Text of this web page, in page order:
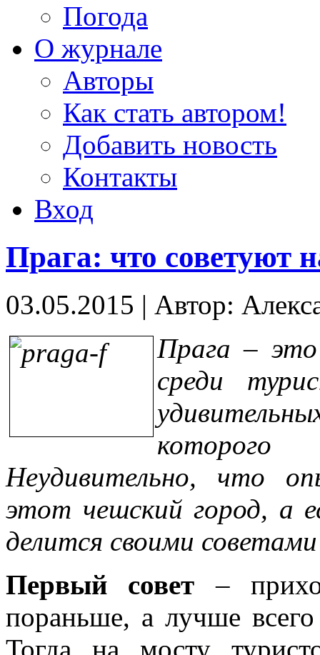
Погода
О журнале
Авторы
Как стать автором!
Добавить новость
Контакты
Вход
Прага: что советуют
03.05.2015 | Автор:
Прага – это
среди
Неудивительно, что
этот чешский город, а
делится своими
Первый совет –
пораньше, а лучше
Тогда на мосту